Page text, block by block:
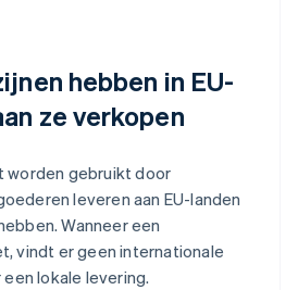
hebben in EU-
ze verkopen
worden gebruikt door
leveren aan EU-landen
Wanneer een
vindt er geen internationale
lokale levering.